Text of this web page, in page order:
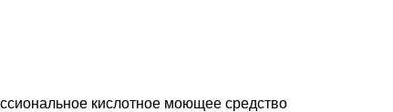
кислотное моющее средство